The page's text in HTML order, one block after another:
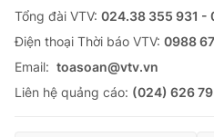
Tổng đài VTV: 024.38 355 931 -
Ðiện thoại Thời báo VTV: 0988
Email: toasoan@vtv.vn
Liên hệ quảng cáo: (024) 626